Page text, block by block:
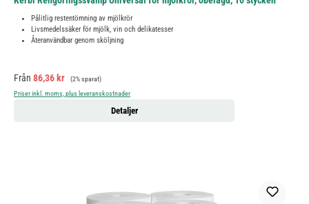
Pålitlig restentömning av mjölkrör
Livsmedelssäker för mjölk, vin och delikatesser
Återanvändbar genom sköljning
Försäljningspris:
Från 86,36 kr Ordinarie pris:
(2% sparat)
Priser inkl. moms, plus leveranskostnader
Detaljer